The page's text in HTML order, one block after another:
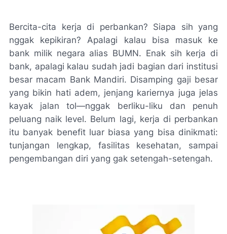
Bercita-cita kerja di perbankan? Siapa sih yang
nggak kepikiran? Apalagi kalau bisa masuk ke
bank milik negara alias BUMN. Enak sih kerja di
bank, apalagi kalau sudah jadi bagian dari institusi
besar macam Bank Mandiri. Disamping gaji besar
yang bikin hati adem, jenjang kariernya juga jelas
kayak jalan tol—nggak berliku-liku dan penuh
peluang naik level. Belum lagi, kerja di perbankan
itu banyak benefit luar biasa yang bisa dinikmati:
tunjangan lengkap, fasilitas kesehatan, sampai
pengembangan diri yang gak setengah-setengah.